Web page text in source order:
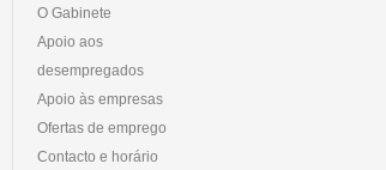
O Gabinete
Apoio aos
desempregados
Apoio às empresas
Ofertas de emprego
Contacto e horário